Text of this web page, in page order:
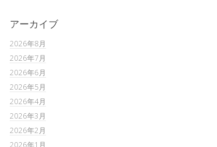
アーカイブ
2026年8月
2026年7月
2026年6月
2026年5月
2026年4月
2026年3月
2026年2月
2026年1月